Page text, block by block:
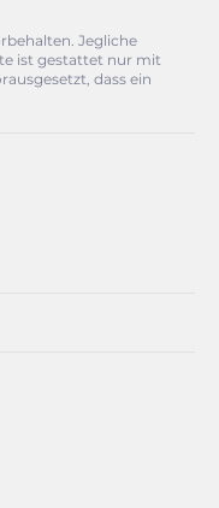
Jegliche
ist gestattet nur mit
dass ein